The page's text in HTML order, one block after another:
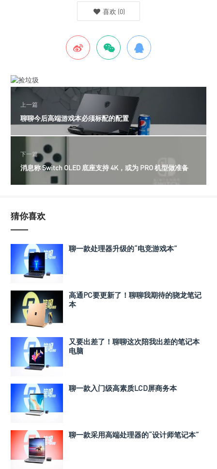
喜欢 (0)
上一篇
聊聊今后高端游戏本必须标配的配置
下一篇
消息称 Switch OLED 底座支持 4K，或为 PRO 机型做准备
猜你喜欢
聊一款处理器升级的“电竞游戏本”
高通PC要更新了！聊聊我期待的骁龙笔记
本
又要出差了！聊聊这次陪我出差的笔记本
电脑
聊一款入门级高素质LCD屏商务本
聊一款采用高端处理器的“设计师笔记本”